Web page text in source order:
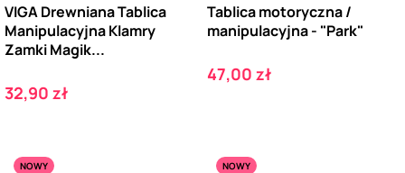
VIGA Drewniana Tablica
Manipulacyjna Klamry
Zamki Magik...
Cena
32,90 zł
Tablica motoryczna /
manipulacyjna - "Park"
Cena
47,00 zł
NOWY
NOWY